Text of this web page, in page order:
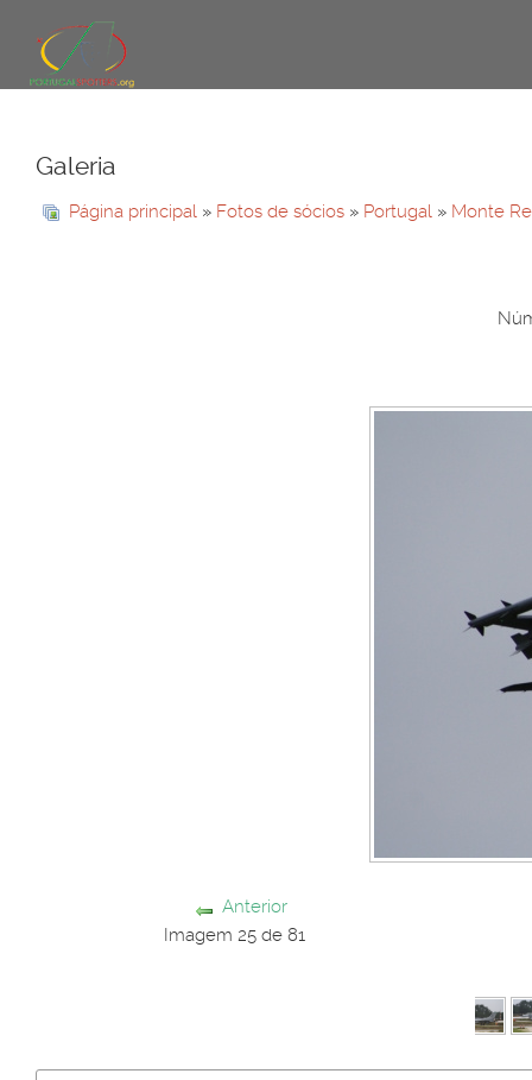
Galeria
Página principal » Fotos de sócios » Portugal » Monte
Anterior
Imagem 25 de 81